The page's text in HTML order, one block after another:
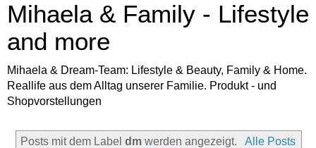
Mihaela & Family - Lifestyle
and more
Mihaela & Dream-Team: Lifestyle & Beauty, Family & Home.
Reallife aus dem Alltag unserer Familie. Produkt - und
Shopvorstellungen
Posts mit dem Labeldm werden angezeigt.
Alle Posts